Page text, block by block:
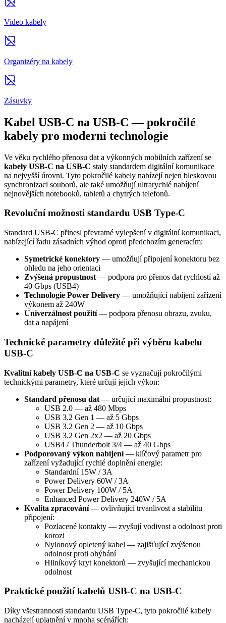
Video kabely
Organizéry na kabely
Zásuvky
Kabel USB-C na USB-C — pokročilé
kabely pro moderní technologie
Ve věku rychlého přenosu dat a výkonných mobilních zařízení se
kabely USB-C na USB-C staly standardem digitální komunikace
na nejvyšší úrovni. Tyto pokročilé kabely nabízejí nejen bleskovou
synchronizaci souborů, ale také umožňují ultrarychlé nabíjení
nejnovějších notebooků, tabletů a chytrých telefonů.
Revoluční možnosti standardu USB Type-C
Standard USB-C přinesl převratné vylepšení v digitální komunikaci,
nabízející řadu zásadních výhod oproti předchozím generacím:
Symetrické konektory — umožňují připojení konektoru bez
ohledu na jeho orientaci
Zvýšená propustnost — podpora pro přenos dat rychlostí až
40 Gbps (USB4)
Technologie Power Delivery — umožňující nabíjení zařízení
výkonem až 240W
Univerzálnost použití— podpora přenosu obrazu, zvuku,
dat a napájení
Technické parametry důležité při výběru kabelu
USB-C
Kvalitní kabely USB-C na USB-C se vyznačují pokročilými
technickými parametry, které určují jejich výkon:
Standard přenosu dat — určující maximální propustnost:
USB 2.0 — až 480 Mbps
USB 3.2 Gen 1 — až 5 Gbps
USB 3.2 Gen 2 — až 10 Gbps
USB 3.2 Gen 2x2 — až 20 Gbps
USB4 / Thunderbolt 3/4 — až 40 Gbps
Podporovaný výkon nabíjení— klíčový parametr pro
zařízení vyžadující rychlé doplnění energie:
Standardní 15W / 3A
Power Delivery 60W / 3A
Power Delivery 100W / 5A
Enhanced Power Delivery 240W / 5A
Kvalita zpracování— ovlivňující trvanlivost a stabilitu
připojení:
Pozlacené kontakty — zvyšují vodivost a odolnost proti
korozi
Nylonový opletený kabel — zajišťující zvýšenou
odolnost proti ohýbání
Hliníkový kryt konektorů — zvyšující mechanickou
odolnost
Praktické použití kabelů USB-C na USB-C
Díky všestrannosti standardu USB Type-C, tyto pokročilé kabely
nacházejí uplatnění v mnoha scénářích: